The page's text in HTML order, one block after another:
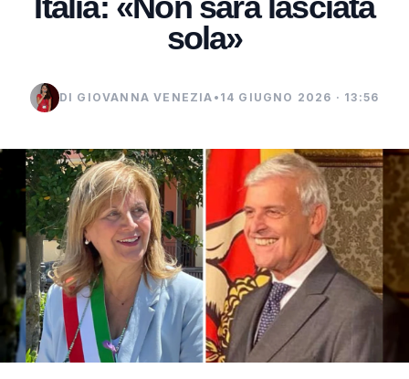
sola»
DI GIOVANNA VENEZIA • 14 GIUGNO 2026 · 13:56